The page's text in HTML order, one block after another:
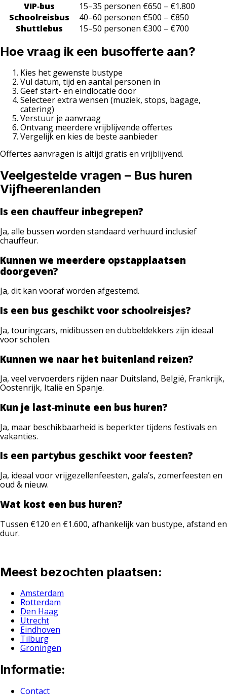
VIP‑bus
15–35 personen €650 – €1.800
Schoolreisbus
40–60 personen €500 – €850
Shuttlebus
15–50 personen €300 – €700
Hoe vraag ik een busofferte aan?
Kies het gewenste bustype
Vul datum, tijd en aantal personen in
Geef start- en eindlocatie door
Selecteer extra wensen (muziek, stops, bagage,
catering)
Verstuur je aanvraag
Ontvang meerdere vrijblijvende offertes
Vergelijk en kies de beste aanbieder
Offertes aanvragen is altijd gratis en vrijblijvend.
Veelgestelde vragen – Bus huren
Vijfheerenlanden
Is een chauffeur inbegrepen?
Ja, alle bussen worden standaard verhuurd inclusief
chauffeur.
Kunnen we meerdere opstapplaatsen
doorgeven?
Ja, dit kan vooraf worden afgestemd.
Is een bus geschikt voor schoolreisjes?
Ja, touringcars, midibussen en dubbeldekkers zijn ideaal
voor scholen.
Kunnen we naar het buitenland reizen?
Ja, veel vervoerders rijden naar Duitsland, België, Frankrijk,
Oostenrijk, Italië en Spanje.
Kun je last‑minute een bus huren?
Ja, maar beschikbaarheid is beperkter tijdens festivals en
vakanties.
Is een partybus geschikt voor feesten?
Ja, ideaal voor vrijgezellenfeesten, gala’s, zomerfeesten en
oud & nieuw.
Wat kost een bus huren?
Tussen €120 en €1.600, afhankelijk van bustype, afstand en
duur.
Meest bezochten plaatsen:
Amsterdam
Rotterdam
Den Haag
Utrecht
Eindhoven
Tilburg
Groningen
Informatie:
Contact